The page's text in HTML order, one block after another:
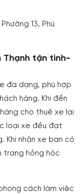
13, Phú
Thạnh tận tình-
đa dạng, phù hợp
hàng. Khi đến
cho thuê xe lại
loại xe đều đạt
Khi nhận xe bạn có
trạng hỏng hóc
cách làm việc